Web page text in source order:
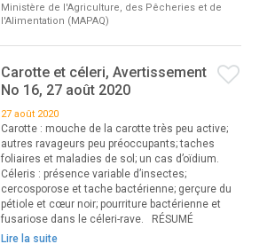
Ministère de l'Agriculture, des Pêcheries et de
l'Alimentation (MAPAQ)
Carotte et céleri, Avertissement
No 16, 27 août 2020
27 août 2020
Carotte : mouche de la carotte très peu active;
autres ravageurs peu préoccupants; taches
foliaires et maladies de sol; un cas d’oïdium.
Céleris : présence variable d’insectes;
cercosporose et tache bactérienne; gerçure du
pétiole et cœur noir; pourriture bactérienne et
fusariose dans le céleri-rave. RÉSUMÉ
Lire la suite